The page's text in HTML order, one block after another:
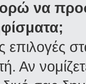
να
επιλογές
Αν